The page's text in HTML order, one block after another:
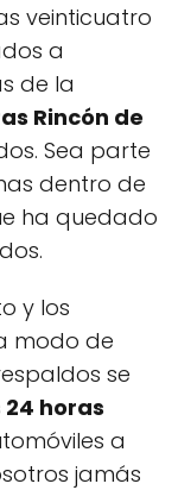
veinticuatro
a
de la
Rincón de
Sea parte
dentro de
ha quedado
y los
modo de
se
horas
a
jamás